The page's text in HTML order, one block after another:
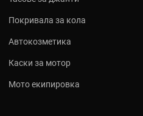
Покривала за кола
Автокозметика
Каски за мотор
Мото екипировка